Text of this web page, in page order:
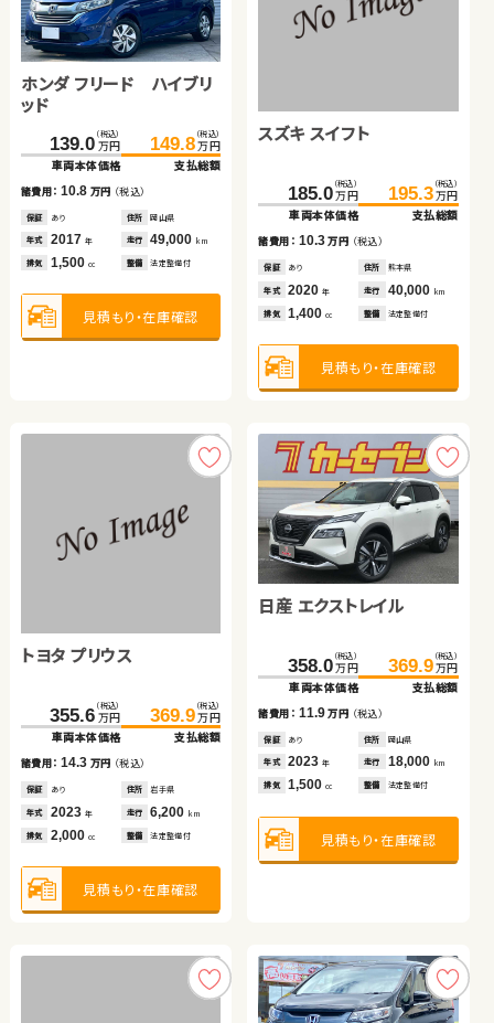
ホンダ フリード ハイブリ
ッド
139.0 （税込）
万円
車両本体価格
149.8 （税込）
万円
支払総額
諸費用：10.8 万円 （税込）
保証 あり 住所 岡山県
年式 2017 年 走行 49,000 km
排気 1,500 cc 整備 法定整備付
見積もり・在庫確認
スズキ スイフト
185.0 （税込）
万円
車両本体価格
195.3 （税込）
万円
支払総額
諸費用： 10.3万円 （税込）
保証 あり 住所 熊本県
年式 2020年 走行 40,000 km
排気 1,400cc 整備 法定整備付
見積もり・在庫確認
トヨタ プリウス
355.6 （税込）
万円
車両本体価格
369.9 （税込）
万円
支払総額
諸費用：14.3 万円 （税込）
保証 あり 住所 岩手県
年式 2023 年 走行 6,200 km
排気 2,000 cc 整備 法定整備付
見積もり・在庫確認
日産 エクストレイル
358.0 （税込）
万円
車両本体価格
369.9 （税込）
万円
支払総額
諸費用： 11.9万円 （税込）
保証 あり 住所 岡山県
年式 2023年 走行 18,000 km
排気 1,500cc 整備 法定整備付
見積もり・在庫確認
スズキ ジムニー
59.7 （税込）
万円
車両本体価格
63.0 （税込）
万円
支払総額
諸費用：3.3万円（税込）
保証 なし 住所 岡山県
年式 2006 年 走行 75,800 km
排気 660cc 整備 法定整備付
見積もり・在庫確認
トヨタ アクア
98.6 （税込）
万円
車両本体価格
110.0 （税込）
万円
支払総額
諸費用： 11.4万円 （税込）
保証 なし 住所 長野県
年式 2016年 走行 45,100 km
排気 1,500cc 整備 法定整備付
見積もり・在庫確認
日産 セレナ
223.0 （税込）
万円
車両本体価格
239.0 （税込）
万円
支払総額
諸費用：16.0 万円 （税込）
保証 あり 住所 宮城県
年式 2022 年 走行 55,600km
排気 2,000 cc 整備 なし
見積もり・在庫確認
トヨタ ノア ハイブリッド
391.4万円
車両本体価格
諸費用：8.3 万円 （税込）
保証 なし 住所 岡山県
排気 1,800cc 整備 なし
スズキ ワゴンＲ
39.7 （税込）
万円
車両本体価格
44.7 （税込）
万円
支払総額
諸費用：5.0万円（税込）
保証 なし 住所 岡山県
年式 2014 年 走行 68,600 km
排気 660cc 整備 法定整備付
見積もり・在庫確認
81.8（税込）
万円
諸費用：12.0万円（税込）
あり
年式 2012年 走行
排気 1,800 整備 法定整備付
見積もり・在庫確認
スバル フォレスター
車両本体価格
支払総額
諸費用：12.1 万円 （税込）
2018 年 84,500 km
2,500cc 法定整備付
見積もり・在庫確認
トヨタ ノア ハイブリッド
383.2 （税込）
万円
車両本体価格
398.7 （税込）
万円
支払総額
諸費用： 15.5万円 （税込）
保証 あり 住所 茨城県
年式 2023年 走行 35,600 km
排気 1,800cc 整備 法定整備付
見積もり・在庫確認
トヨタ ルーミー
108.0万円
車両本体価格
諸費用：16.3万円 （税込）
保証 あり 住所 千葉県
排気 1,000cc 整備 法定整備付
170.8（税込）
万円
諸費用：8.9 万円（税込）
なし
年式 2020年 走行
排気 2,000 整備 なし
見積もり・在庫確認